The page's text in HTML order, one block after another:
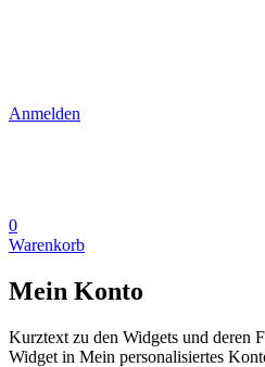
Anmelden
0
Warenkorb
Mein Konto
Kurztext zu den Widgets und deren
Widget in Mein personalisiertes